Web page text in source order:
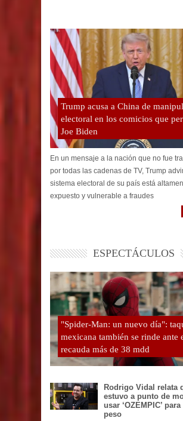
Trump acusa a China de
electoral en los comicios que
Joe Biden
En un mensaje a la nación que no fue
por todas las cadenas de TV, Trump
sistema electoral de su país está
expuesto y vulnerable a fraudes
ESPECTÁCULOS
"Spider-Man: un nuevo día":
mexicana también se rinde ante
recauda más de 38 mdd
Rodrigo Vidal relata
estuvo a punto de
usar ‘OZEMPIC’
peso